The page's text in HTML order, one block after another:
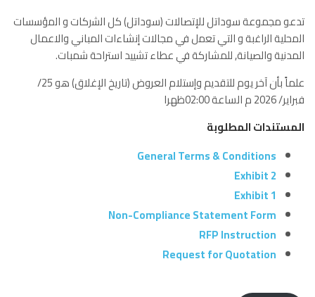
تدعو مجموعة سوداتل للإتصالات (سوداتل) كل اﻟﺷرﻛﺎت و اﻟﻣؤﺳﺳﺎت
اﻟﻣﺣﻠﯾﺔ اﻟراﻏﺑﺔ و اﻟﺗﻲ ﺗﻌﻣل ﻓﻲ مجالات إنشاءات المباني والاعمال
المدنية والصيانة, للمشاركة في عطاء تشييد استراحة شمبات.
علماً بأن آخر يوم للتقديم وإستلام العروض (تاريخ الإغلاق) هو 25/
فبراير/ 2026 م الساعة 02:00ظهرا
المستندات المطلوبة
General Terms & Conditions
Exhibit 2
Exhibit 1
Non-Compliance Statement Form
RFP Instruction
Request for Quotation